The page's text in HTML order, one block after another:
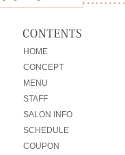
HOME
CONCEPT
MENU
STAFF
SALON INFO
SCHEDULE
COUPON